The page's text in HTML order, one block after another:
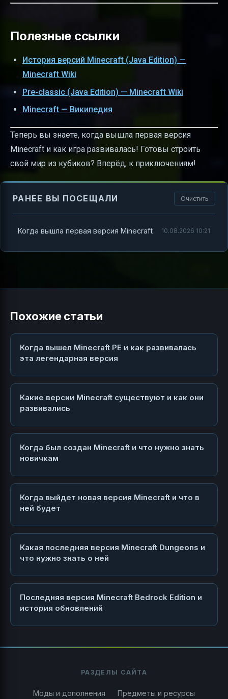
Полезные ссылки
История версий Minecraft (Java Edition) —
Minecraft Wiki
Pre-classic (Java Edition) — Minecraft Wiki
Minecraft — Википедия
Теперь вы знаете, когда вышла первая версия
Minecraft и как игра развивалась! Готовы строить
свой мир из кубиков? Вперёд, к приключениям!
РАНЕЕ ВЫ ПОСЕЩАЛИ Очистить
Когда вышла первая версия Minecraft 10.08.2026 10:21
Похожие статьи
Когда вышел Minecraft PE и как развивалась
эта легендарная версия
Какие версии Minecraft существуют и как они
развивались
Когда был создан Minecraft и что нужно знать
новичкам
Когда выйдет новая версия Minecraft и что в
ней будет
Какая последняя версия Minecraft Dungeons и
что нужно знать о ней
Последняя версия Minecraft Bedrock Edition и
история обновлений
РАЗДЕЛЫ САЙТА
Моды и дополнения Предметы и ресурсы